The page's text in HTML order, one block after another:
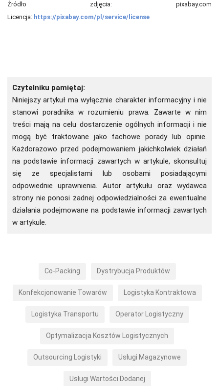
Źródło zdjęcia:
pixabay.com
Licencja: https://pixabay.com/pl/service/license
Czytelniku pamiętaj:
Niniejszy artykuł ma wyłącznie charakter informacyjny i nie
stanowi poradnika w rozumieniu prawa. Zawarte w nim
treści mają na celu dostarczenie ogólnych informacji i nie
mogą być traktowane jako fachowe porady lub opinie.
Każdorazowo przed podejmowaniem jakichkolwiek działań
na podstawie informacji zawartych w artykule, skonsultuj
się ze specjalistami lub osobami posiadającymi
odpowiednie uprawnienia. Autor artykułu oraz wydawca
strony nie ponosi żadnej odpowiedzialności za ewentualne
działania podejmowane na podstawie informacji zawartych
w artykule.
Co-Packing Dystrybucja Produktów
Konfekcjonowanie Towarów Logistyka Kontraktowa
Logistyka Transportu Operator Logistyczny
Optymalizacja Kosztów Logistycznych
Outsourcing Logistyki Usługi Magazynowe
Usługi Wartości Dodanej